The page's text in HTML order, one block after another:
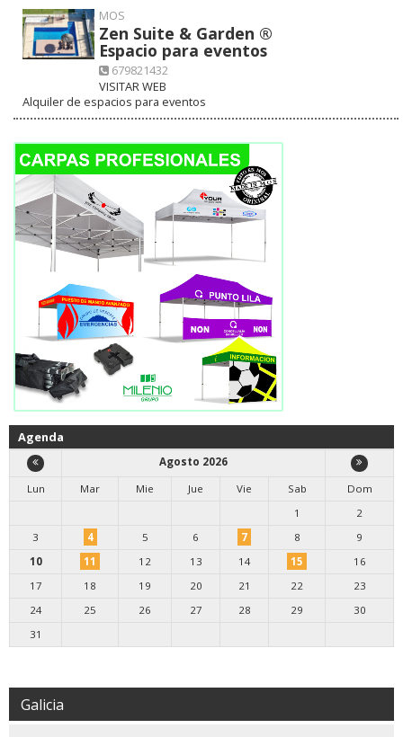
MOS
Zen Suite & Garden ®
Espacio para eventos
679821432
VISITAR WEB
Alquiler de espacios para eventos
Agenda
Agosto 2026
Lun
Mar Mie Jue Vie Sab
Dom
1
2
3
4 5 6 7 8
9
10
11 12 13 14 15
16
17
18 19 20 21 22
23
24
25 26 27 28 29
30
31
Galicia